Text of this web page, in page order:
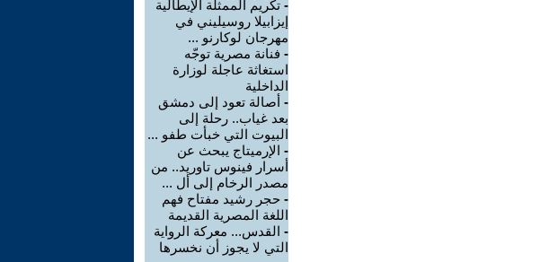
- تكريم الممثلة الإيطالية
إيزابيلا روسيليني في
مهرجان لوكارنو ...
- فنانة مصرية توجّه
استغاثة عاجلة لوزارة
الداخلية
- أصالة تعود إلى دمشق
بعد غياب.. رحلة إلى
البيوت التي خبأت طفو ...
- الإرميتاج يبحث عن
أسرار فينوس تاوريد.. من
مصدر الرخام إلى أل ...
- حجر رشيد مفتاح فهم
اللغة المصرية القديمة
- القدس... معركة الرواية
التي لا يجوز أن نخسرها